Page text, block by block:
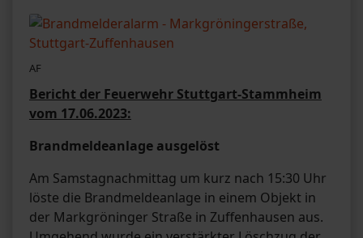
AF
Bericht der Feuerwehr Stuttgart-Stammheim
vom 17.06.2023:
Brandmeldeanlage ausgelöst
Am Samstagnachmittag um kurz nach 15:30 Uhr
löste die Brandmeldeanlage in einem Objekt in
der Markgröninger Straße in Zuffenhausen aus.